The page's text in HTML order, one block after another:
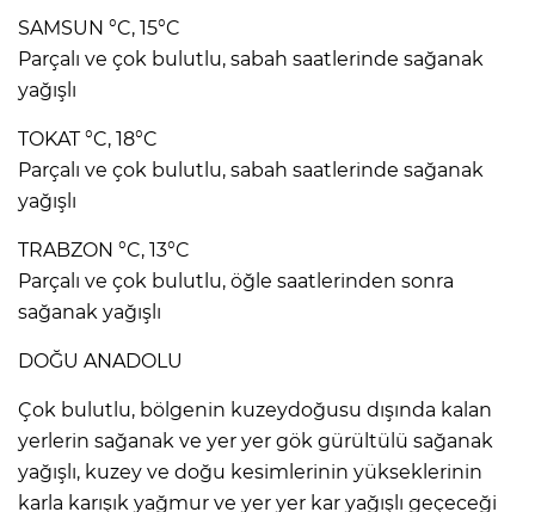
SAMSUN °C, 15°C
Parçalı ve çok bulutlu, sabah saatlerinde sağanak
yağışlı
TOKAT °C, 18°C
Parçalı ve çok bulutlu, sabah saatlerinde sağanak
yağışlı
TRABZON °C, 13°C
Parçalı ve çok bulutlu, öğle saatlerinden sonra
sağanak yağışlı
DOĞU ANADOLU
Çok bulutlu, bölgenin kuzeydoğusu dışında kalan
yerlerin sağanak ve yer yer gök gürültülü sağanak
yağışlı, kuzey ve doğu kesimlerinin yükseklerinin
karla karışık yağmur ve yer yer kar yağışlı geçeceği